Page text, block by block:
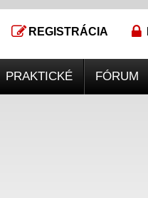
REGISTRÁCIA
PRAKTICKÉ FÓRUM